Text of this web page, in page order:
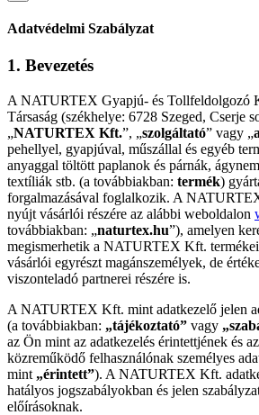
Adatvédelmi Szabályzat
1. Bevezetés
A NATURTEX Gyapjú- és Tollfeldolgozó
Társaság (székhelye: 6728 Szeged, Cserje
„NATURTEX Kft.”, „szolgáltató” vagy „
pehellyel, gyapjúval, műszállal és egyéb
anyaggal töltött paplanok és párnák,
textíliák stb. (a továbbiakban: termék)
forgalmazásával foglalkozik. A
nyújt vásárlói részére az alábbi weboldalon
továbbiakban: „naturtex.hu”), amelyen
megismerhetik a NATURTEX Kft.
vásárlói egyrészt magánszemélyek, de
viszonteladó partnerei részére is.
A NATURTEX Kft. mint adatkezelő jelen
(a továbbiakban: „tájékoztató” vagy
az Ön mint az adatkezelés érintettjének és
közreműködő felhasználónak személyes
mint „érintett”). A NATURTEX Kft.
hatályos jogszabályokban és jelen
előírásoknak.